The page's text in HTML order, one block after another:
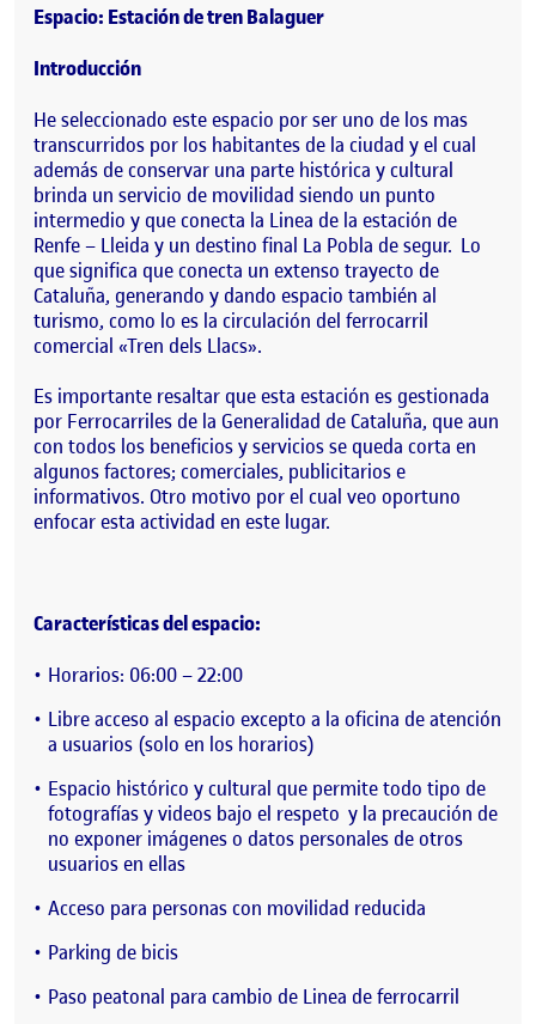
Espacio: Estación de tren Balaguer
Introducción
He seleccionado este espacio por ser uno de los mas
transcurridos por los habitantes de la ciudad y el cual
además de conservar una parte histórica y cultural
brinda un servicio de movilidad siendo un punto
intermedio y que conecta la Linea de la estación de
Renfe – Lleida y un destino final La Pobla de segur. Lo
que significa que conecta un extenso trayecto de
Cataluña, generando y dando espacio también al
turismo, como lo es la circulación del ferrocarril
comercial «Tren dels Llacs».
Es importante resaltar que esta estación es gestionada
por Ferrocarriles de la Generalidad de Cataluña, que aun
con todos los beneficios y servicios se queda corta en
algunos factores; comerciales, publicitarios e
informativos. Otro motivo por el cual veo oportuno
enfocar esta actividad en este lugar.
Características del espacio:
Horarios: 06:00 – 22:00
Libre acceso al espacio excepto a la oficina de atención
a usuarios (solo en los horarios)
Espacio histórico y cultural que permite todo tipo de
fotografías y videos bajo el respeto y la precaución de
no exponer imágenes o datos personales de otros
usuarios en ellas
Acceso para personas con movilidad reducida
Parking de bicis
Paso peatonal para cambio de Linea de ferrocarril